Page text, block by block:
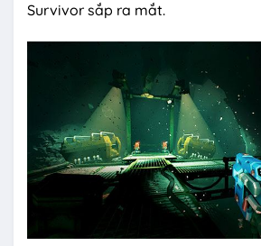
Survivor sắp ra mắt.